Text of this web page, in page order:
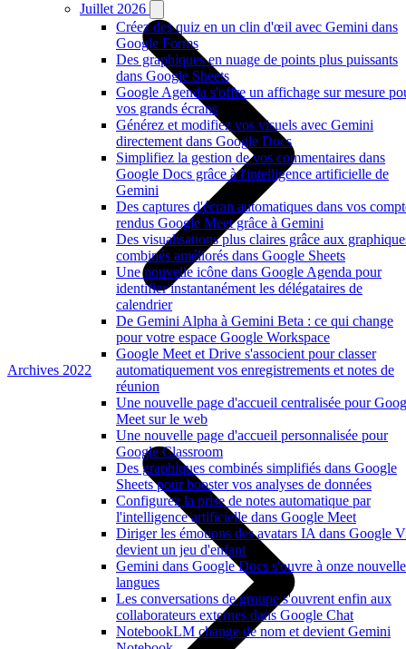
Juillet 2026
Créez des quiz en un clin d'œil avec Gemini dans
Google Forms
Des graphiques en nuage de points plus puissants
dans Google Sheets
Google Agenda s'offre un affichage sur mesure
vos grands écrans
Générez et modifiez vos visuels avec Gemini
directement dans Google Docs
Simplifiez la gestion de vos commentaires dans
Google Docs grâce à l'intelligence artificielle de
Gemini
Des captures d'écran automatiques dans vos
rendus Google Meet grâce à Gemini
Des visualisations plus claires grâce aux
combinés améliorés dans Google Sheets
Une nouvelle icône dans Google Agenda pour
identifier instantanément les délégataires de
calendrier
De Gemini Alpha à Gemini Beta : ce qui change
pour votre espace Google Workspace
Google Meet et Drive s'associent pour classer
automatiquement vos enregistrements et notes de
réunion
Une nouvelle page d'accueil centralisée pour
Meet sur le web
Une nouvelle page d'accueil personnalisée pour
Google Classroom
Des graphiques combinés simplifiés dans Google
Sheets pour booster vos analyses de données
Configurez la prise de notes automatique par
l'intelligence artificielle dans Google Meet
Diriger les émotions des avatars IA dans Google
devient un jeu d'enfant
Gemini dans Google Docs s'ouvre à onze
langues
Les conversations de groupe s'ouvrent enfin aux
collaborateurs externes dans Google Chat
NotebookLM change de nom et devient Gemini
Archives 2022